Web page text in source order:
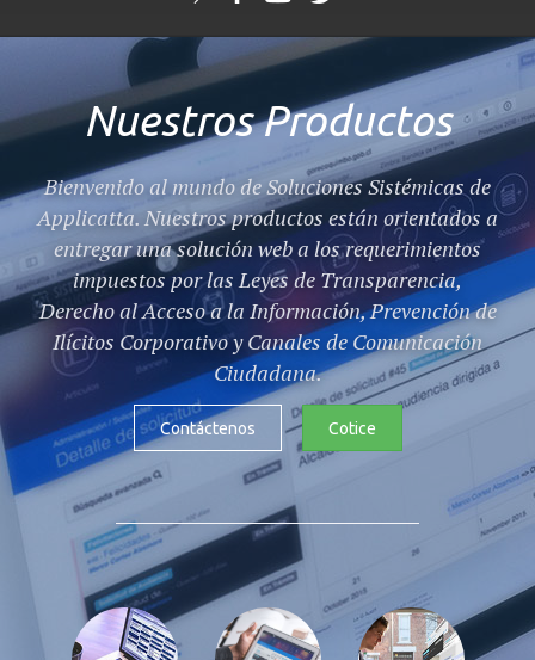
Nuestros Productos
Bienvenido al mundo de Soluciones Sistémicas de
Applicatta. Nuestros productos están orientados a
entregar una solución web a los requerimientos
impuestos por las Leyes de Transparencia,
Derecho al Acceso a la Información, Prevención de
Ilícitos Corporativo y Canales de Comunicación
Ciudadana.​
Contáctenos Cotice